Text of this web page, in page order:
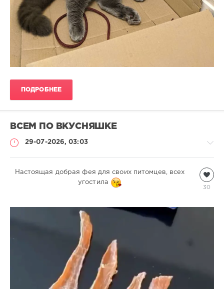
ПОДРОБНЕЕ
ВСЕМ ПО ВКУСНЯШКЕ⁠⁠
29-07-2026, 03:03
Видео
30
Настоящая добрая фея для своих питомцев, всех
угостила